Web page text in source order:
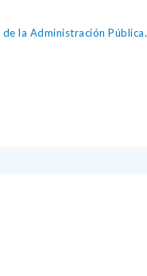
la Administración Pública.